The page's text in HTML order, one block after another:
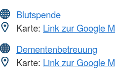
Blutspende
Karte: Link zur Google
Dementenbetreuung
Karte: Link zur Google